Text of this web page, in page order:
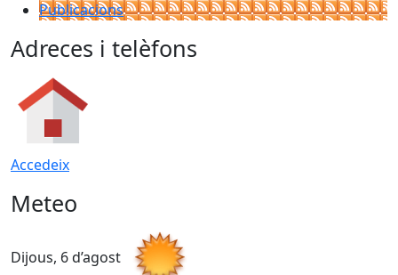
Publicacions
Adreces i telèfons
Accedeix
Meteo
Dijous, 6 d’agost